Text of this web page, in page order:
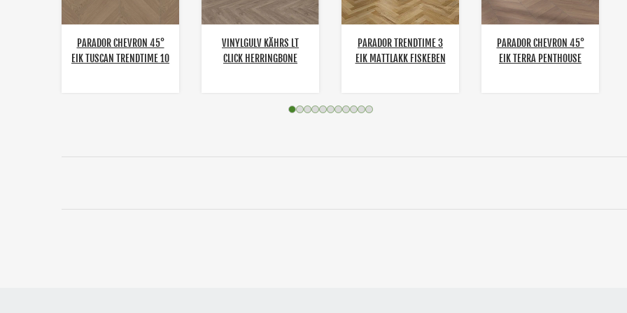
PARADOR CHEVRON 45°
EIK TUSCAN TRENDTIME 10
VINYLGULV KÄHRS LT
CLICK HERRINGBONE
PARADOR TRENDTIME 3
EIK MATTLAKK FISKEBEN
PARADOR CHEVRON 45°
EIK TERRA PENTHOUSE